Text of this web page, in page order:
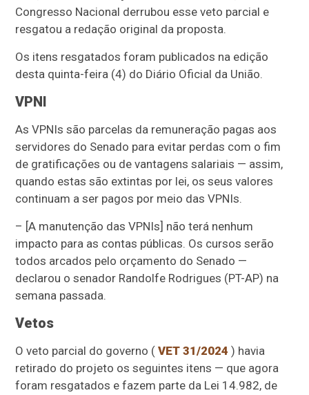
Congresso Nacional derrubou esse veto parcial e
resgatou a redação original da proposta.
Os itens resgatadosforam publicados na edição
desta quinta-feira (4) do Diário Oficial da União.
VPNI
As VPNIs são parcelas da remuneração pagas aos
servidores do Senado para evitar perdas com o fim
de gratificações ou de vantagens salariais — assim,
quando estas são extintas por lei, os seus valores
continuam a ser pagos por meio das VPNIs.
– [A manutenção das VPNIs] não terá nenhum
impacto para as contas públicas. Os cursos serão
todos arcados pelo orçamento do Senado —
declarou o senador Randolfe Rodrigues (PT-AP) na
semana passada.
Vetos
O veto parcial do governo (VET 31/2024 ) havia
retirado do projeto os seguintes itens — que agora
foram resgatados e fazem parte da Lei 14.982, de